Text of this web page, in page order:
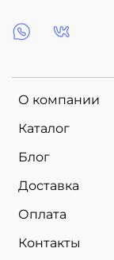
О компании
Каталог
Блог
Доставка
Оплата
Контакты